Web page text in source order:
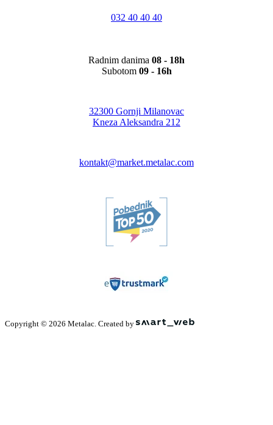
032 40 40 40
Radnim danima 08 - 18h
Subotom 09 - 16h
32300 Gornji Milanovac
Kneza Aleksandra 212
kontakt@market.metalac.com
Copyright © 2026 Metalac. Created by